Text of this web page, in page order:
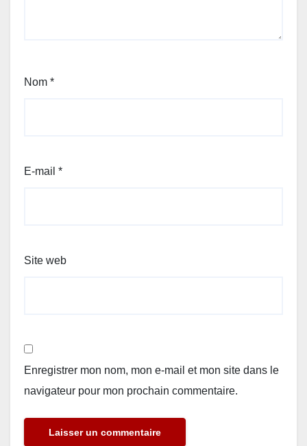
Nom *
E-mail *
Site web
Enregistrer mon nom, mon e-mail et mon site dans le
navigateur pour mon prochain commentaire.